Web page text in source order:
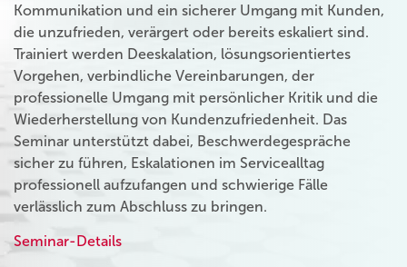
Kommunikation und ein sicherer Umgang mit Kunden,
die unzufrieden, verärgert oder bereits eskaliert sind.
Trainiert werden Deeskalation, lösungsorientiertes
Vorgehen, verbindliche Vereinbarungen, der
professionelle Umgang mit persönlicher Kritik und die
Wiederherstellung von Kundenzufriedenheit. Das
Seminar unterstützt dabei, Beschwerdegespräche
sicher zu führen, Eskalationen im Servicealltag
professionell aufzufangen und schwierige Fälle
verlässlich zum Abschluss zu bringen.
Seminar-Details